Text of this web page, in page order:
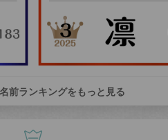
前ランキングをもっと見る